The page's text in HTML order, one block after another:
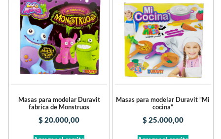
Masas para modelar Duravit
fabrica de Monstruos
$20.000,00
Masas para modelar Duravit “Mi
cocina”
$25.000,00